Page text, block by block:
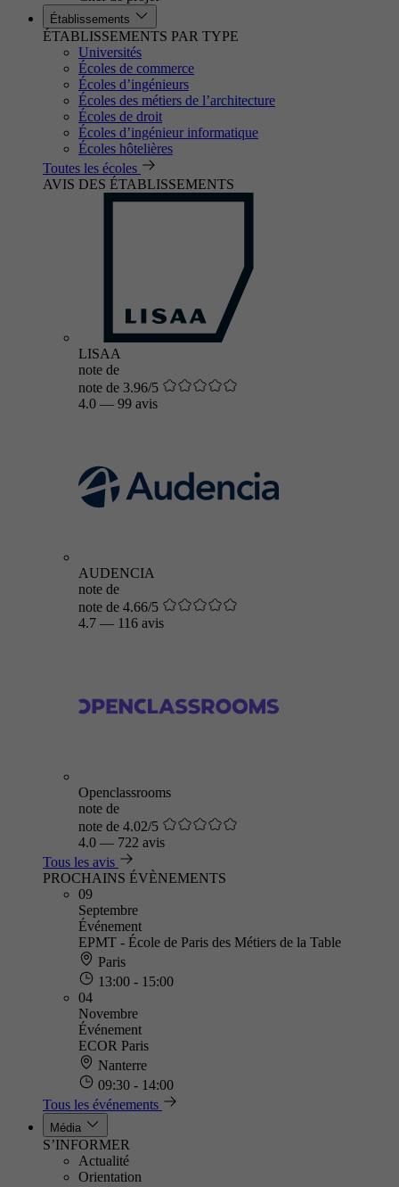
Établissements
ÉTABLISSEMENTS PAR TYPE
Universités
Écoles de commerce
Écoles d’ingénieurs
Écoles des métiers de l’architecture
Écoles de droit
Écoles d’ingénieur informatique
Écoles hôtelières
Toutes les écoles
AVIS DES ÉTABLISSEMENTS
LISAA
note de
note de 3.96/5
4.0 — 99 avis
AUDENCIA
note de
note de 4.66/5
4.7 — 116 avis
Openclassrooms
note de
note de 4.02/5
4.0 — 722 avis
Tous les avis
PROCHAINS ÉVÈNEMENTS
09
Septembre
Événement
EPMT - École de Paris des Métiers de la Table
Paris
13:00 - 15:00
04
Novembre
Événement
ECOR Paris
Nanterre
09:30 - 14:00
Tous les événements
Média
S’INFORMER
Actualité
Orientation